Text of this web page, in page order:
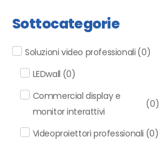
Sottocategorie
Soluzioni video professionali (0)
LEDwall (0)
Commercial display e
monitor interattivi
(0)
Videoproiettori professionali (0)